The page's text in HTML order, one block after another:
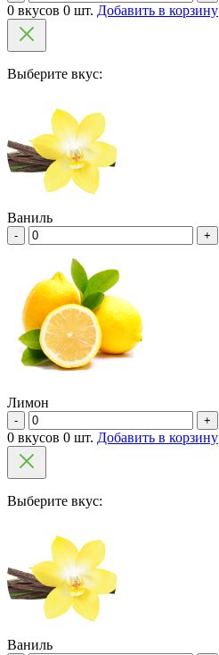
0 вкусов 0 шт. Добавить в корзину
Выберите вкус:
Ваниль
- +
Лимон
- +
0 вкусов 0 шт. Добавить в корзину
Выберите вкус:
Ваниль